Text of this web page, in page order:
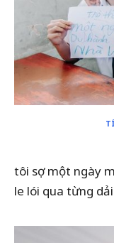
tôi sợ một ngày
le lói qua từng